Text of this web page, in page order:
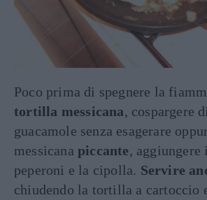
Poco prima di spegnere la
tortilla messicana, cospargere
guacamole senza esagerare
messicana piccante,
peperoni e la cipolla. Servire
chiudendo la tortilla a cartoccio